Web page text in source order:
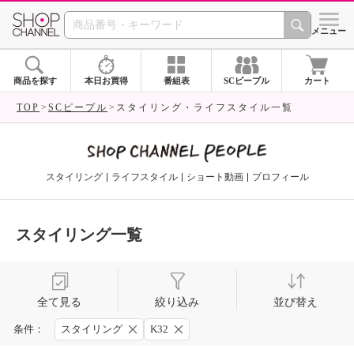
SHOP CHANNEL シメニュー
商品を探す 本日お買得 番組表 SCピープル カート
TOP SCピープル スタイリング・ライフスタイル一覧
スタイリング ライフスタイル ショート動画 プロフィール
スタイリング一覧
全て見る 絞り込み 並び替え
条件： スタイリング K32